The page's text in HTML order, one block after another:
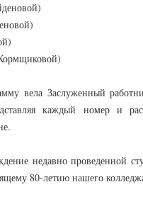
вела Заслуженный
каждый номер и
недавно проведенной
80-летию нашего